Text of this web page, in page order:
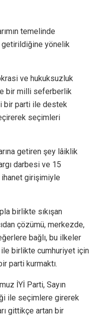
temelinde
getirildiğine yönelik
ve hukuksuzluk
bir milli seferberlik
bir parti ile destek
seçimleri
getiren şey lâiklik
darbesi ve 15
ihanet girişimiyle
birlikte sıkışan
çözümü, merkezde,
bağlı, bu ilkeler
ile birlikte cumhuriyet için
parti kurmaktı.
İYİ Parti, Sayın
ile seçimlere girerek
gittikçe artan bir